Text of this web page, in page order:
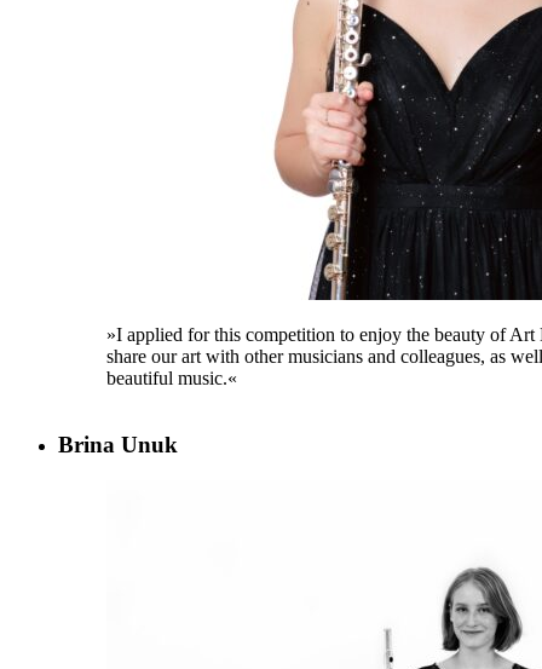
»I applied for this competition to enjoy the beauty of
share our art with other musicians and colleagues, as
beautiful music.«
Brina Unuk